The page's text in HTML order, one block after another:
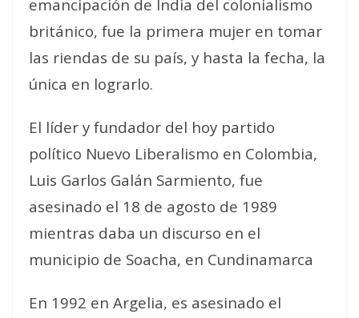
emancipación de India del colonialismo
británico, fue la primera mujer en tomar
las riendas de su país, y hasta la fecha, la
única en lograrlo.
El líder y fundador del hoy partido
político Nuevo Liberalismo en Colombia,
Luis Garlos Galán Sarmiento, fue
asesinado el 18 de agosto de 1989
mientras daba un discurso en el
municipio de Soacha, en Cundinamarca
En 1992 en Argelia, es asesinado el